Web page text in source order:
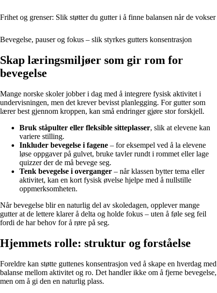
Frihet og grenser: Slik støtter du gutter i å finne balansen når de vokser
Bevegelse, pauser og fokus – slik styrkes gutters konsentrasjon
Skap læringsmiljøer som gir rom for
bevegelse
Mange norske skoler jobber i dag med å integrere fysisk aktivitet i
undervisningen, men det krever bevisst planlegging. For gutter som
lærer best gjennom kroppen, kan små endringer gjøre stor forskjell.
Bruk ståpulter eller fleksible sitteplasser, slik at elevene kan
variere stilling.
Inkluder bevegelse i fagene – for eksempel ved å la elevene
løse oppgaver på gulvet, bruke tavler rundt i rommet eller lage
quizzer der de må bevege seg.
Tenk bevegelse i overganger – når klassen bytter tema eller
aktivitet, kan en kort fysisk øvelse hjelpe med å nullstille
oppmerksomheten.
Når bevegelse blir en naturlig del av skoledagen, opplever mange
gutter at de lettere klarer å delta og holde fokus – uten å føle seg feil
fordi de har behov for å røre på seg.
Hjemmets rolle: struktur og forståelse
Foreldre kan støtte guttenes konsentrasjon ved å skape en hverdag med
balanse mellom aktivitet og ro. Det handler ikke om å fjerne bevegelse,
men om å gi den en naturlig plass.